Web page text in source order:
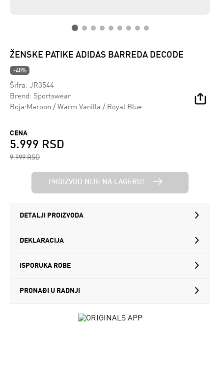
ŽENSKE PATIKE ADIDAS BARREDA DECODE
-40%
Šifra: JR3544
Brend: Sportswear
Boja:Maroon / Warm Vanilla / Royal Blue
CENA
5.999 RSD
9.999 RSD
PROIZVOD NIJE NA LAGERU!
DETALJI PROIZVODA
DEKLARACIJA
ISPORUKA ROBE
PRONAĐI U RADNJI